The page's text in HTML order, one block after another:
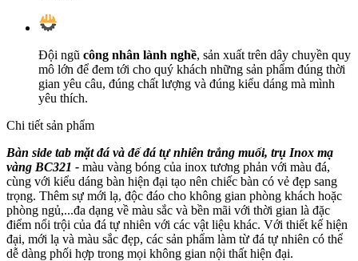
Đội ngũ công nhân lành nghề, sản xuất trên dây chuyền quy
mô lớn để đem tới cho quý khách những sản phẩm đúng thời
gian yêu câu, đúng chất lượng và đúng kiểu dáng mà mình
yêu thích.
Chi tiết sản phẩm
Bàn side tab mặt đá và đế đá tự nhiên trắng muối, trụ Inox mạ
vàng BC321 - màu vàng bóng của inox tương phản với màu đá,
cùng với kiểu dáng bàn hiện đại tạo nên chiếc bàn có vẻ đẹp sang
trọng. Thêm sự mới lạ, độc đáo cho không gian phòng khách hoặc
phòng ngủ,...đa dạng về màu sắc và bền mãi với thời gian là đặc
điểm nổi trội của đá tự nhiên với các vật liệu khác. Với thiết kế hiện
đại, mới lạ và màu sắc đẹp, các sản phẩm làm từ đá tự nhiên có thể
dễ dàng phối hợp trong mọi không gian nội thất hiện đại.